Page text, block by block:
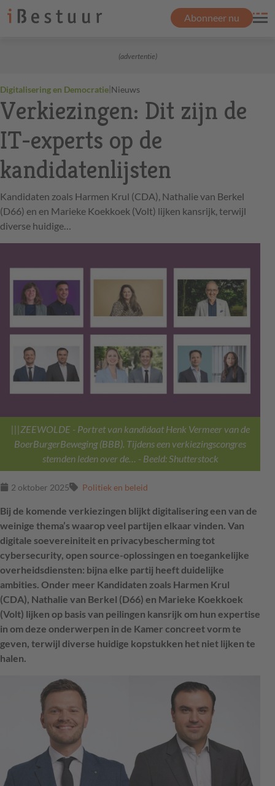
Abonneer nu
(advertentie)
Digitalisering en Democratie|Nieuws
Verkiezingen: Dit zijn de
IT-experts op de
kandidatenlijsten
Kandidaten zoals Harmen Krul (CDA), Nathalie van Berkel
(D66) en en Marieke Koekkoek (Volt) lijken kansrijk, terwijl
diverse huidige…
|||ZEEWOLDE - Portret van kandidaat Henk Vermeer van de
BoerBurgerBeweging (BBB). Tijdens een verkiezingscongres
stemden leden over de… - Beeld: Shutterstock
2 oktober 2025 Politiek en beleid
Bij de komende verkiezingen blijkt digitalisering een van de
weinige thema’s waarop veel partijen elkaar vinden. Van
digitale soevereiniteit en privacybescherming tot
cybersecurity, open source-oplossingen en toegankelijke
overheidsdiensten: bijna elke partij heeft duidelijke
ambities. Onder meer Kandidaten zoals Harmen Krul
(CDA), Nathalie van Berkel (D66) en Marieke Koekkoek
(Volt) lijken op basis van peilingen kansrijk om hun expertise
in om deze onderwerpen in de Kamer concreet vorm te
geven, terwijl diverse huidige kopstukken het niet lijken te
halen.